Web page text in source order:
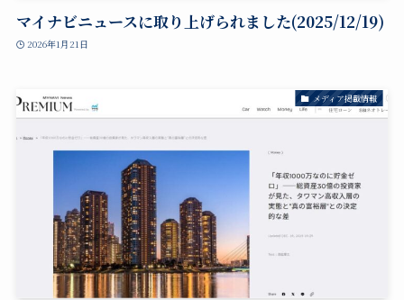
マイナビニュースに取り上げられました(2025/12/19)
2026年1月21日
メディア掲載情報